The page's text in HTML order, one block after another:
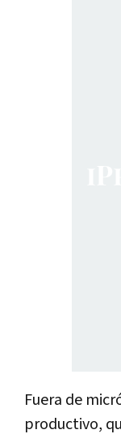
Fuera de
productivo,